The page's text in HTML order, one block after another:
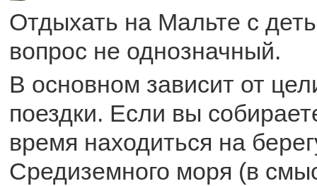
Отдыхать на Мальте с
вопрос не однозначный.
В основном зависит от
поездки. Если вы
время находиться на
Средиземного моря (в